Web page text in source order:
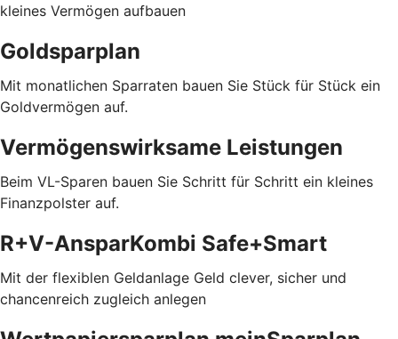
kleines Vermögen aufbauen
Goldsparplan
Mit monatlichen Sparraten bauen Sie Stück für Stück ein
Goldvermögen auf.
Vermögenswirksame Leistungen
Beim VL-Sparen bauen Sie Schritt für Schritt ein kleines
Finanzpolster auf.
R+V-AnsparKombi Safe+Smart
Mit der flexiblen Geldanlage Geld clever, sicher und
chancenreich zugleich anlegen